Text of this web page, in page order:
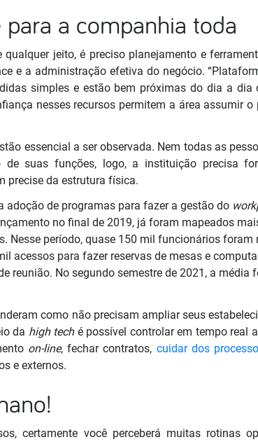
a companhia toda
jeito, é preciso planejamento e
e a administração efetiva do negócio.
simples e estão bem próximas do dia a dia
nesses recursos permitem a área assumir
essencial a ser observada. Nem todas as
de suas funções, logo, a instituição precisa
precise da estrutura física.
adoção de programas para fazer a gestão do
no final de 2019, já foram mapeados
Nesse período, quase 150 mil funcionários
acessos para fazer reservas de mesas e
reunião. No segundo semestre de 2021, a média
como não precisam ampliar seus
da high tech é possível controlar em tempo real
on-line, fechar contratos, cuidar dos
e externos.
certamente você perceberá muitas rotinas